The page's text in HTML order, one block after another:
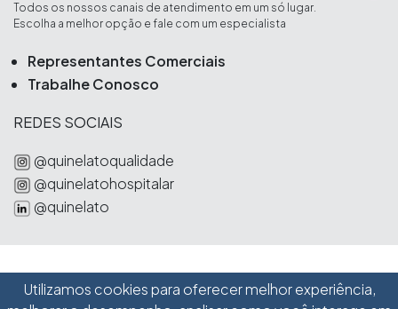
Todos os nossos canais de atendimento em um só lugar.
Escolha a melhor opção e fale com um especialista
Representantes Comerciais
Trabalhe Conosco
REDES SOCIAIS
@quinelatoqualidade
@quinelatohospitalar
@quinelato
Schobell Industrial Ltda
Utilizamos cookies para oferecer melhor experiência,